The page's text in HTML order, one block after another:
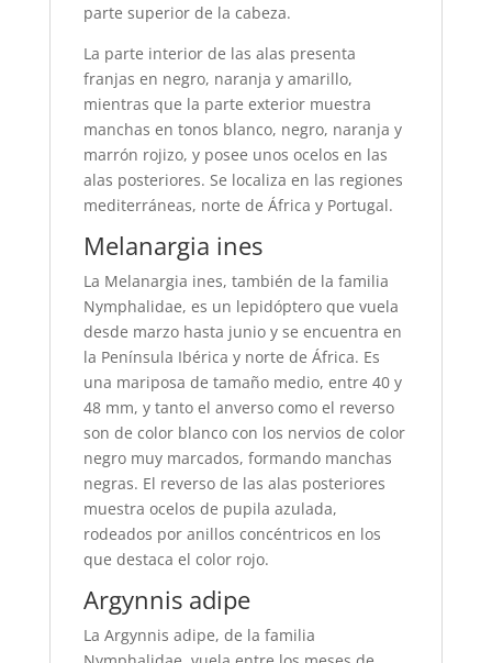
parte superior de la cabeza.
La parte interior de las alas presenta
franjas en negro, naranja y amarillo,
mientras que la parte exterior muestra
manchas en tonos blanco, negro, naranja y
marrón rojizo, y posee unos ocelos en las
alas posteriores. Se localiza en las regiones
mediterráneas, norte de África y Portugal.
Melanargia ines
La Melanargia ines, también de la familia
Nymphalidae, es un lepidóptero que vuela
desde marzo hasta junio y se encuentra en
la Península Ibérica y norte de África. Es
una mariposa de tamaño medio, entre 40 y
48 mm, y tanto el anverso como el reverso
son de color blanco con los nervios de color
negro muy marcados, formando manchas
negras. El reverso de las alas posteriores
muestra ocelos de pupila azulada,
rodeados por anillos concéntricos en los
que destaca el color rojo.
Argynnis adipe
La Argynnis adipe, de la familia